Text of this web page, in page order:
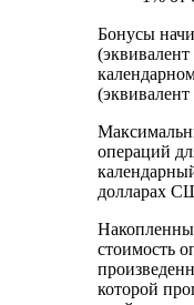
Бонусы
операций
долларах
стоимость
которой